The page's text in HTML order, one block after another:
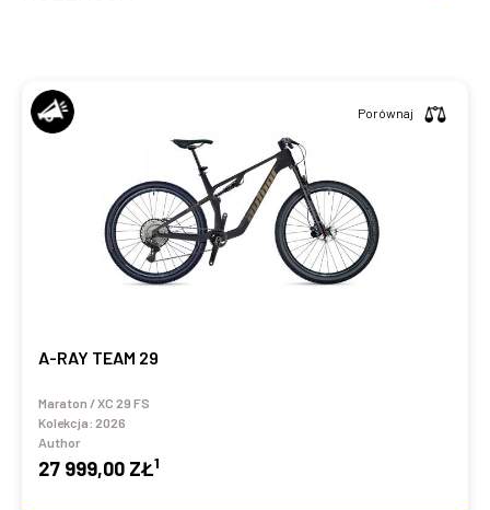
A-RAY TEAM 29
Maraton / XC 29 FS
Kolekcja: 2026
Author
27 999,00 ZŁ1
Porównaj